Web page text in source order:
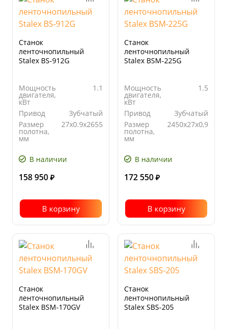
Станок
ленточнопильный
Stalex BS-912G
Мощность
двигателя,
кВт
1.1
Привод
Зубчатый
Размер
полотна,
мм
27x0.9x2655
поворота
В наличии
158 950 ₽
В корзину
Станок
ленточнопильный
Stalex BSМ-225G
Мощность
двигателя,
кВт
1.5
Привод
Зубчатый
Размер
полотна,
мм
2450х27х0,9
движения
полотна, м/
В наличии
172 550 ₽
В корзину
Станок
ленточнопильный
Stalex BSМ-170GV
Станок
ленточнопильный
Stalex SBS-205